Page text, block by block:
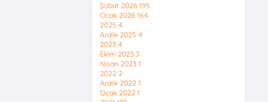
Şubat 2026 195
Ocak 2026 164
2025 4
Aralık 2025 4
2023 4
Ekim 2023 3
Nisan 2023 1
2022 2
Aralık 2022 1
Ocak 2022 1